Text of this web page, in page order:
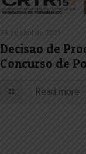
28 de abril de 2021
Decisao de
Concurso de
Read more